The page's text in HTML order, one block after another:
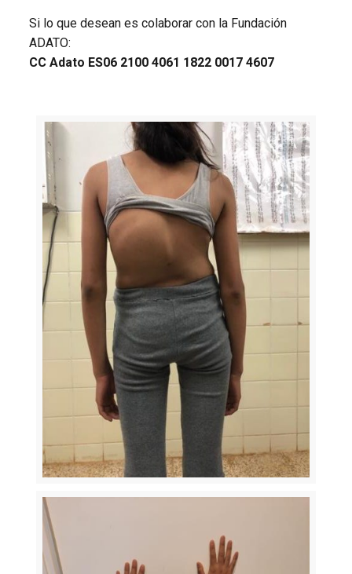
Si lo que desean es colaborar con la Fundación
ADATO:
CC Adato ES06 2100 4061 1822 0017 4607